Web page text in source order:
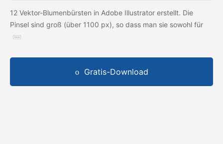
12 Vektor-Blumenbürsten in Adobe Illustrator erstellt. Die
Pinsel sind groß (über 1100 px), so dass man sie sowohl für
Gratis-Download